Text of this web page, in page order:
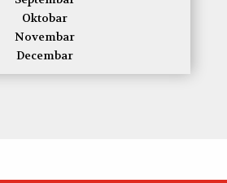
Oktobar
Novembar
Decembar